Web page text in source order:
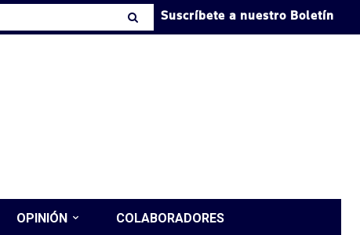
Suscríbete a nuestro Boletín
OPINIÓN COLABORADORES